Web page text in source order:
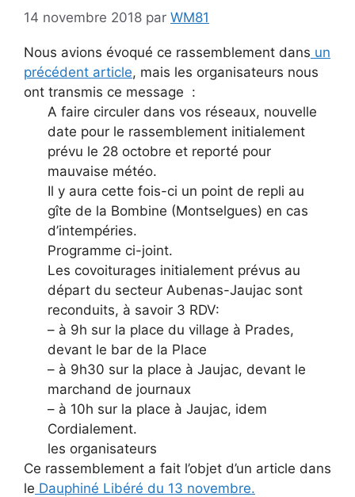
14 novembre 2018 par WM81
Nous avions évoqué ce rassemblement dans un
précédent article, mais les organisateurs nous
ont transmis ce message :
A faire circuler dans vos réseaux, nouvelle
date pour le rassemblement initialement
prévu le 28 octobre et reporté pour
mauvaise météo.
Il y aura cette fois-ci un point de repli au
gîte de la Bombine (Montselgues) en cas
d’intempéries.
Programme ci-joint.
Les covoiturages initialement prévus au
départ du secteur Aubenas-Jaujac sont
reconduits, à savoir 3 RDV:
– à 9h sur la place du village à Prades,
devant le bar de la Place
– à 9h30 sur la place à Jaujac, devant le
marchand de journaux
– à 10h sur la place à Jaujac, idem
Cordialement.
les organisateurs
Ce rassemblement a fait l’objet d’un article dans
le Dauphiné Libéré du 13 novembre.